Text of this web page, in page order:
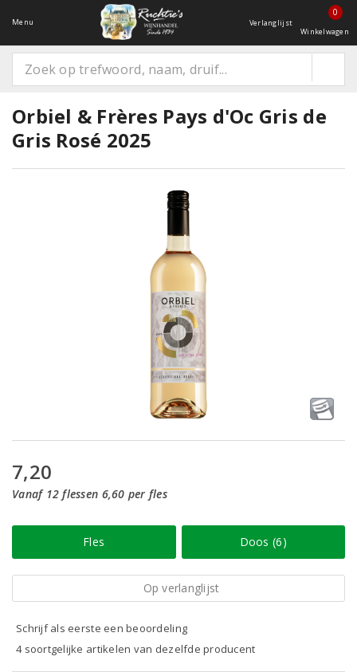
Menu Verlanglijst
0
Winkelwagen
Orbiel & Frères Pays d'Oc Gris de
Gris Rosé 2025
7,20
Vanaf 12 flessen 6,60 per fles
Fles Doos (6)
Op verlanglijst
Schrijf als eerste een beoordeling
4 soortgelijke artikelen van dezelfde producent